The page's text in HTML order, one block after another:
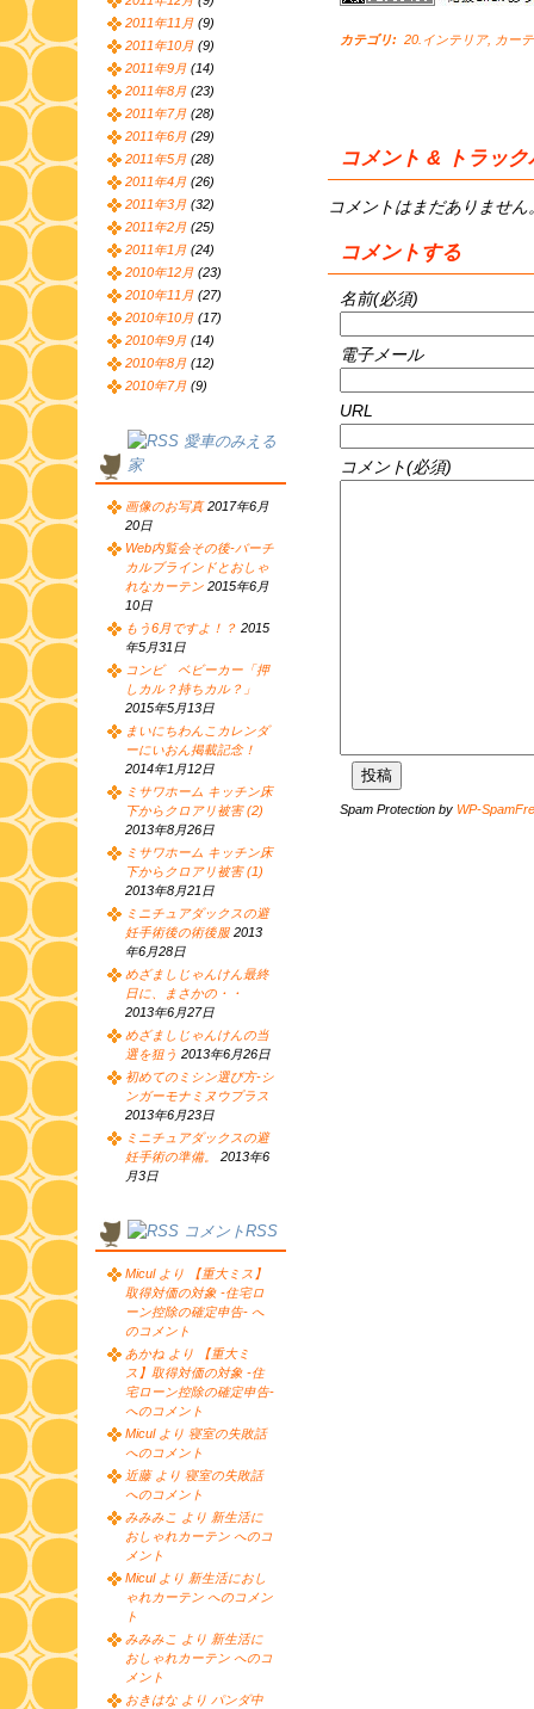
カテゴリ: 20.インテリア, カー
コメント & トラック
コメントはまだありません
コメントする
名前(必須)
電子メール
URL
コメント(必須)
Spam Protection by WP-
2011年11月 (9)
2011年10月 (9)
2011年9月 (14)
2011年8月 (23)
2011年7月 (28)
2011年6月 (29)
2011年5月 (28)
2011年4月 (26)
2011年3月 (32)
2011年2月 (25)
2011年1月 (24)
2010年12月 (23)
2010年11月 (27)
2010年10月 (17)
2010年9月 (14)
2010年8月 (12)
2010年7月 (9)
愛車のみえる
家
画像のお写真 2017年6月
20日
Web内覧会その後-バーチ
カルブラインドとおしゃ
れなカーテン 2015年6月
10日
もう6月ですよ！？ 2015
年5月31日
コンビ ベビーカー「押
しカル？持ちカル？」
2015年5月13日
まいにちわんこカレンダ
ーにいおん掲載記念！
2014年1月12日
ミサワホーム キッチン床
下からクロアリ被害 (2)
2013年8月26日
ミサワホーム キッチン床
下からクロアリ被害 (1)
2013年8月21日
ミニチュアダックスの避
妊手術後の術後服 2013
年6月28日
めざましじゃんけん最終
日に、まさかの・・
2013年6月27日
めざましじゃんけんの当
選を狙う 2013年6月26日
初めてのミシン選び方-シ
ンガーモナミヌウプラス
2013年6月23日
ミニチュアダックスの避
妊手術の準備。
2013年6
月3日
コメントRSS
Micul より 【重大ミス】
取得対価の対象 -住宅ロ
ーン控除の確定申告- へ
のコメント
あかね より 【重大ミ
ス】取得対価の対象 -住
宅ローン控除の確定申告-
へのコメント
Micul より 寝室の失敗話
へのコメント
近藤 より 寝室の失敗話
へのコメント
みみみこ より 新生活に
おしゃれカーテン へのコ
メント
Micul より 新生活におし
ゃれカーテン へのコメン
ト
みみみこ より 新生活に
おしゃれカーテン へのコ
メント
おきはな より パンダ中